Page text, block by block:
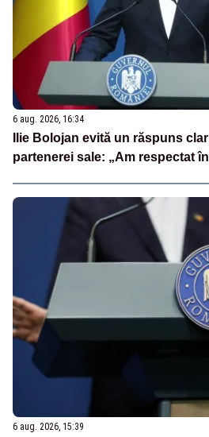
6 aug. 2026, 16:34
Ilie Bolojan evită un răspuns
partenerei sale: „Am respectat
6 aug. 2026, 15:39